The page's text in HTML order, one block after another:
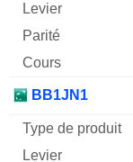
BB1JN1